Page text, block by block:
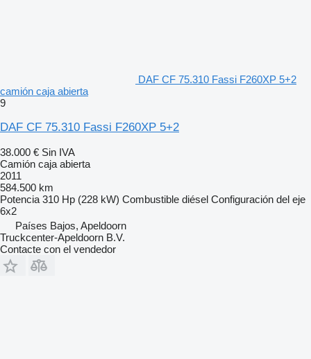
DAF CF 75.310 Fassi F260XP 5+2
camión caja abierta
9
DAF CF 75.310 Fassi F260XP 5+2
38.000 € Sin IVA
Camión caja abierta
2011
584.500 km
Potencia 310 Hp (228 kW) Combustible diésel Configuración del eje
6x2
Países Bajos, Apeldoorn
Truckcenter-Apeldoorn B.V.
Contacte con el vendedor